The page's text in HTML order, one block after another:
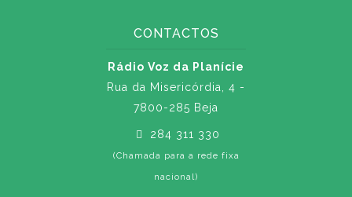
CONTACTOS
Rádio Voz da Planície
Rua da Misericórdia, 4 -
7800-285 Beja
284 311 330
(Chamada para a rede fixa
nacional)